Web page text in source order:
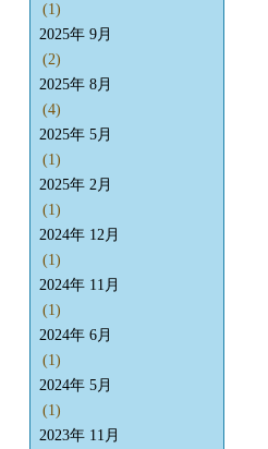
(1)
2025年 9月
(2)
2025年 8月
(4)
2025年 5月
(1)
2025年 2月
(1)
2024年 12月
(1)
2024年 11月
(1)
2024年 6月
(1)
2024年 5月
(1)
2023年 11月